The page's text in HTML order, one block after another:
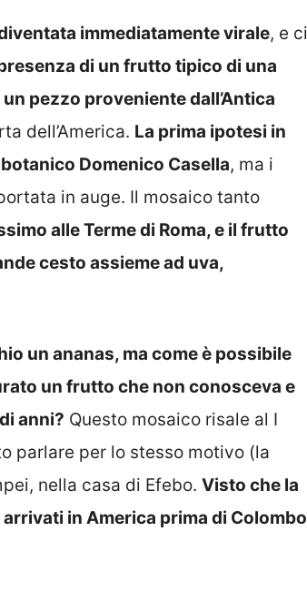
immediatamente virale, e ci
di un frutto tipico di una
pezzo proveniente dall’Antica
dell’America. La prima ipotesi in
Domenico Casella, ma i
in auge. Il mosaico tanto
alle Terme di Roma, e il frutto
cesto assieme ad uva,
un ananas, ma come è possibile
un frutto che non conosceva e
anni? Questo mosaico risale al I
parlare per lo stesso motivo (la
nella casa di Efebo. Visto che la
in America prima di